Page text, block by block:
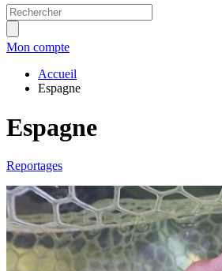
Mon compte
Accueil
Espagne
Espagne
Reportages